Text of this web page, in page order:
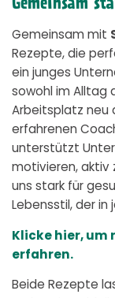
Gemeinsam
Gemeinsam mit
Rezepte, die
ein junges
sowohl im Alltag
Arbeitsplatz neu
erfahrenen
unterstützt
motivieren, aktiv
uns stark für
Lebensstil, der in
Klicke hier, um
erfahren.
Beide Rezepte